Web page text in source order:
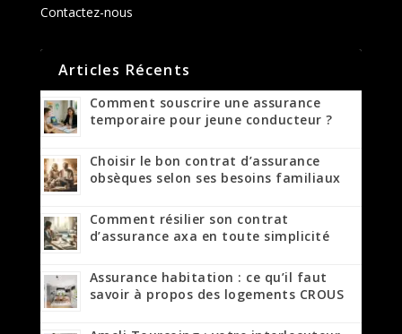
Contactez-nous
Articles Récents
Comment souscrire une assurance
temporaire pour jeune conducteur ?
Choisir le bon contrat d’assurance
obsèques selon ses besoins familiaux
Comment résilier son contrat
d’assurance axa en toute simplicité
Assurance habitation : ce qu’il faut
savoir à propos des logements CROUS